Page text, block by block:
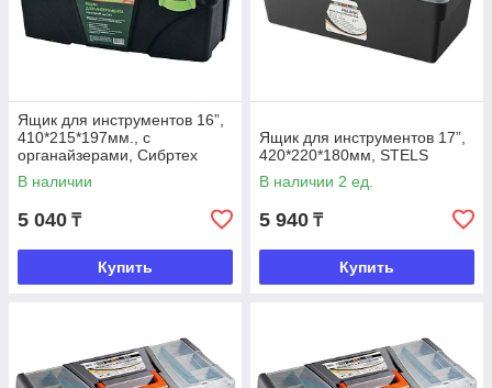
Ящик для инструментов 16”,
410*215*197мм., с
органайзерами, Сибртех
В наличии
5 040 ₸
Купить
Ящик для инструментов 17”,
420*220*180мм, STELS
В наличии 2 ед.
5 940 ₸
Купить